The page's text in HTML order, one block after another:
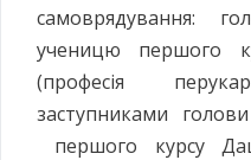
самоврядування:
ученицю першого
(професія
заступниками
першого курсу